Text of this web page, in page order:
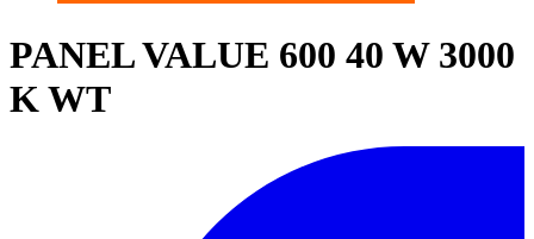
PANEL VALUE 600 40 W 3000
K WT